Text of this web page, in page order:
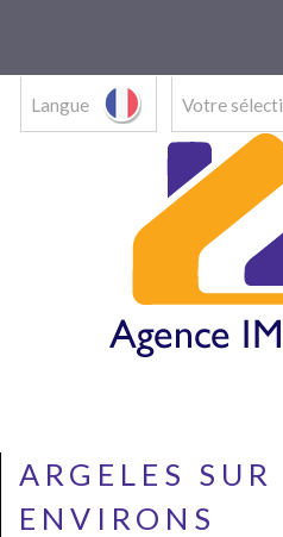
Langue Votre
ARGELES
ENVIRONS